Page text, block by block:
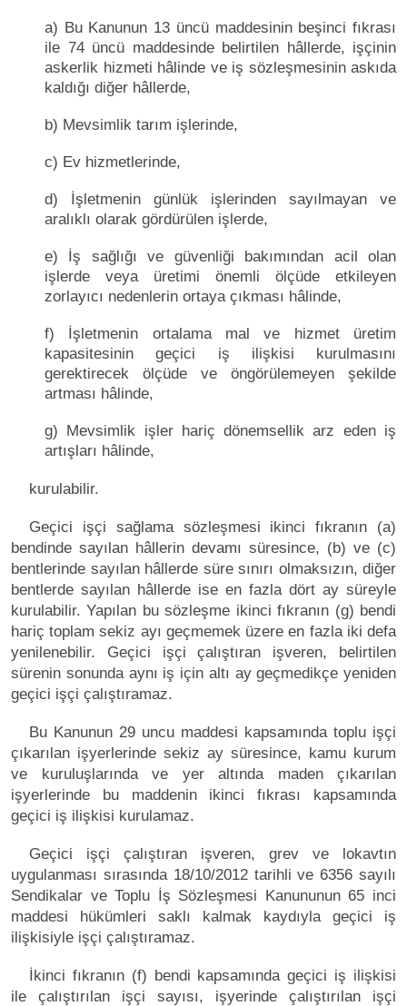
a) Bu Kanunun 13 üncü maddesinin beşinci fıkrası
ile 74 üncü maddesinde belirtilen hâllerde, işçinin
askerlik hizmeti hâlinde ve iş sözleşmesinin askıda
kaldığı diğer hâllerde,
b) Mevsimlik tarım işlerinde,
c) Ev hizmetlerinde,
d) İşletmenin günlük işlerinden sayılmayan ve
aralıklı olarak gördürülen işlerde,
e) İş sağlığı ve güvenliği bakımından acil olan
işlerde veya üretimi önemli ölçüde etkileyen
zorlayıcı nedenlerin ortaya çıkması hâlinde,
f) İşletmenin ortalama mal ve hizmet üretim
kapasitesinin geçici iş ilişkisi kurulmasını
gerektirecek ölçüde ve öngörülemeyen şekilde
artması hâlinde,
g) Mevsimlik işler hariç dönemsellik arz eden iş
artışları hâlinde,
kurulabilir.
Geçici işçi sağlama sözleşmesi ikinci fıkranın (a)
bendinde sayılan hâllerin devamı süresince, (b) ve (c)
bentlerinde sayılan hâllerde süre sınırı olmaksızın, diğer
bentlerde sayılan hâllerde ise en fazla dört ay süreyle
kurulabilir. Yapılan bu sözleşme ikinci fıkranın (g) bendi
hariç toplam sekiz ayı geçmemek üzere en fazla iki defa
yenilenebilir. Geçici işçi çalıştıran işveren, belirtilen
sürenin sonunda aynı iş için altı ay geçmedikçe yeniden
geçici işçi çalıştıramaz.
Bu Kanunun 29 uncu maddesi kapsamında toplu işçi
çıkarılan işyerlerinde sekiz ay süresince, kamu kurum
ve kuruluşlarında ve yer altında maden çıkarılan
işyerlerinde bu maddenin ikinci fıkrası kapsamında
geçici iş ilişkisi kurulamaz.
Geçici işçi çalıştıran işveren, grev ve lokavtın
uygulanması sırasında 18/10/2012 tarihli ve 6356 sayılı
Sendikalar ve Toplu İş Sözleşmesi Kanununun 65 inci
maddesi hükümleri saklı kalmak kaydıyla geçici iş
ilişkisiyle işçi çalıştıramaz.
İkinci fıkranın (f) bendi kapsamında geçici iş ilişkisi
ile çalıştırılan işçi sayısı, işyerinde çalıştırılan işçi